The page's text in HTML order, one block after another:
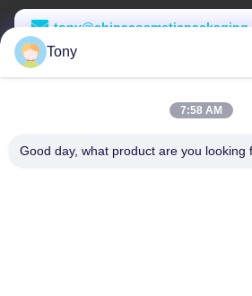
Εργασιακό χρόνο
Tony
7:58 AM
Good day, what product are you looking